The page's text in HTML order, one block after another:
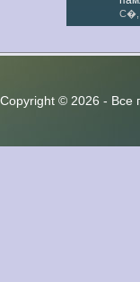
С�,
Copyright © 2026 - Все